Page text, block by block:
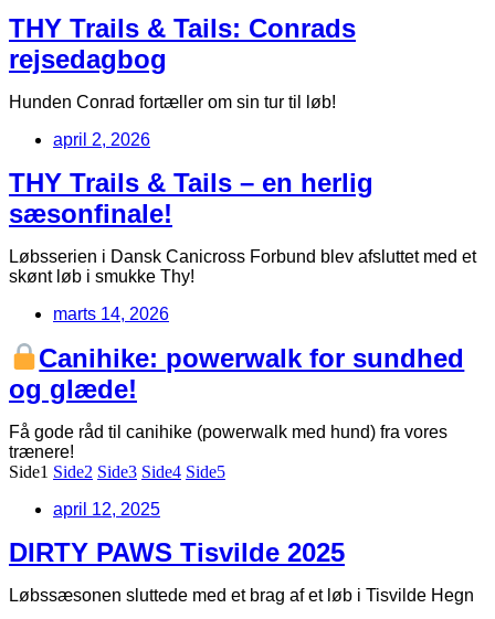
THY Trails & Tails: Conrads
rejsedagbog
Hunden Conrad fortæller om sin tur til løb!
april 2, 2026
THY Trails & Tails – en herlig
sæsonfinale!
Løbsserien i Dansk Canicross Forbund blev afsluttet med et
skønt løb i smukke Thy!
marts 14, 2026
Canihike: powerwalk for sundhed
og glæde!
Få gode råd til canihike (powerwalk med hund) fra vores
trænere!
Side1 Side2 Side3 Side4 Side5
april 12, 2025
DIRTY PAWS Tisvilde 2025
Løbssæsonen sluttede med et brag af et løb i Tisvilde Hegn